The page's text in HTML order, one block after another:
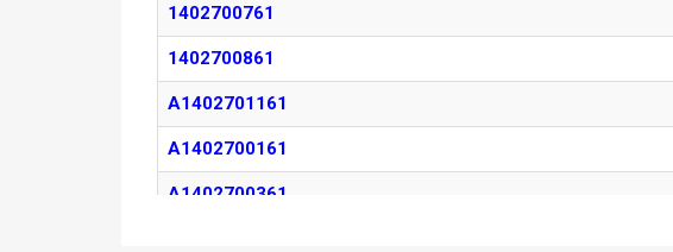
1402700761
1402700861
A1402701161
A1402700161
A1402700361